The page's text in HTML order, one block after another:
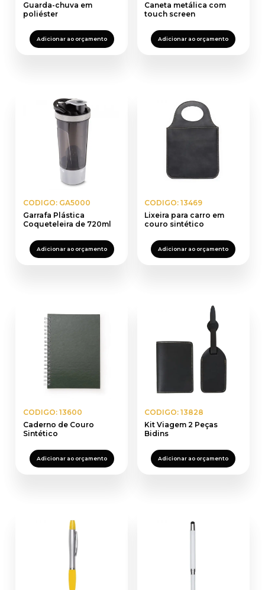
Guarda-chuva em
poliéster
Adicionar ao orçamento
Caneta metálica com
touch screen
Adicionar ao orçamento
CODIGO: GA5000
Garrafa Plástica
Coqueteleira de 720ml
Adicionar ao orçamento
CODIGO: 13469
Lixeira para carro em
couro sintético
Adicionar ao orçamento
CODIGO: 13600
Caderno de Couro
Sintético
Adicionar ao orçamento
CODIGO: 13828
Kit Viagem 2 Peças
Bidins
Adicionar ao orçamento